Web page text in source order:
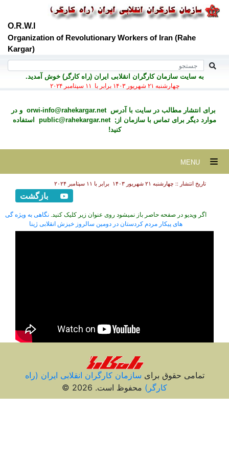
O.R.W.I
Organization of Revolutionary Workers of Iran (Rahe
Kargar)
به سايت سازمان کارگران انقلابی ايران (راه کارگر) خوش آمديد.
چهارشنبه ۲۱ شهريور ۱۴۰۳ برابر با ۱۱ سپتامبر ۲۰۲۴
برای انتشار مطالب در سايت با آدرسorwi-info@rahekargar.net و در
موارد ديگر برای تماس با سازمان از;public@rahekargar.net
استفاده
کنید!
تاریخ انتشار :: چهارشنبه ۲۱ شهريور ۱۴۰۳ برابر با ۱۱ سپتامبر ۲۰۲۴
بازگشت
اگر ویدیو در صفحه حاصر باز نمیشود روی عنوان زیر کلیک کنید.نگاهی به ویژه گی
های پیکار مردم کردستان در دومین سالروز خیزش انقلابی ژینا
تمامی حقوق برای سازمان کارگران انقلابی ايران (راه
کارگر) محفوظ است. 2026 ©